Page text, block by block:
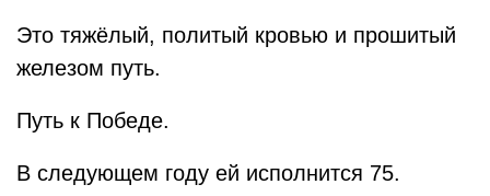
Это тяжёлый, политый кровью и прошитый
железом путь.
Путь к Победе.
В следующем году ей исполнится 75.